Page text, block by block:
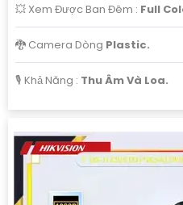
💥 Xem Được Ban Đêm : Full
🐉️ Camera Dòng Plastic.
️🎙 Khả Năng : Thu Âm Và Loa.